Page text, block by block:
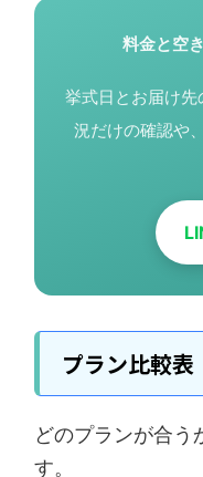
料金と空
挙式日とお届け
況だけの確認や
プラン比較表
どのプランが合う
す。